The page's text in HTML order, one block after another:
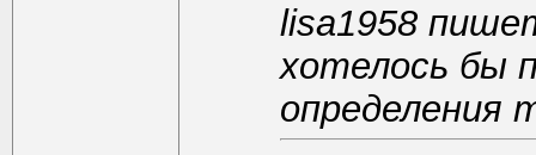
lisa1958
хотелось бы
определения